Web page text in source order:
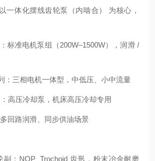
一体化摆线齿轮泵（内啮合） 为核心，
标准电机泵组（200W–1500W），润滑 /
：三相电机一体型，中低压、小中流量
高压冷却泵，机床高压冷却专用
回路润滑、同步供油场景
副：NOP Trochoid 齿形，粉末冶金耐磨